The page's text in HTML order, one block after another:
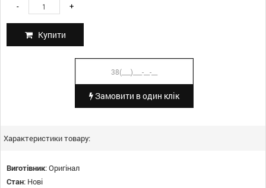
- +
Купити
Замовити в один клік
Характеристики товару:
Виготівник:Оригінал
Стан: Нові